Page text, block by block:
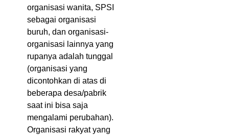
organisasi wanita, SPSI
sebagai organisasi
buruh, dan organisasi-
organisasi lainnya yang
rupanya adalah tunggal
(organisasi yang
dicontohkan di atas di
beberapa desa/pabrik
saat ini bisa saja
mengalami perubahan).
Organisasi rakyat yang